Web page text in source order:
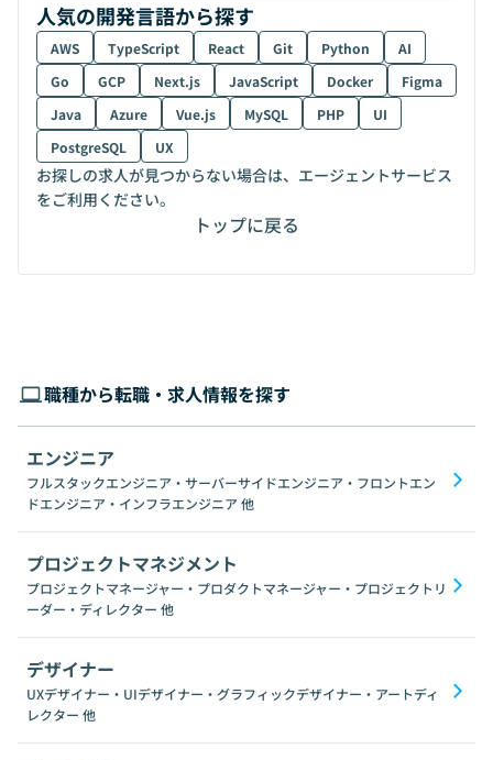
人気の開発言語から探す
AWS TypeScript React Git Python
AI
Go
GCP Next.js JavaScript Docker
Figma
Java
Azure Vue.js MySQL PHP
UI
PostgreSQL
UX
お探しの求人が見つからない場合は、エージェントサービス
をご利用ください。
トップに戻る
職種から転職・求人情報を探す
エンジニア
フルスタックエンジニア・サーバーサイドエンジニア・フロントエン
ドエンジニア・インフラエンジニア 他
プロジェクトマネジメント
プロジェクトマネージャー・プロダクトマネージャー・プロジェクトリ
ーダー・ディレクター 他
デザイナー
UXデザイナー・UIデザイナー・グラフィックデザイナー・アートディ
レクター 他